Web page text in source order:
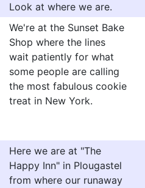
Look at where we are.
We're at the Sunset Bake
Shop where the lines
wait patiently for what
some people are calling
the most fabulous cookie
treat in New York.
Here we are at "The
Happy Inn" in Plougastel
from where our runaway